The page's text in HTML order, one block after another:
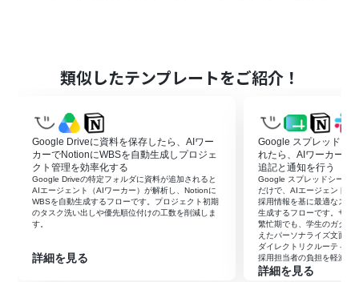
を維持できます。
■フローボットの流れ
はじめに、Gmail、Google Drive、Google スプレッドシ
ート、SlackをYoomと連携します。
次に、トリガーでGmailを選択し、「特定のキーワードに
一致するメールを受信したら」というアクションを設定し
ます。
最後に、AIワーカーで、メール内容と見積書PDFから情報
を抽出し、ファイル保存と相見積もりの比較表への転記
作業を自動で行うためのマニュアルを作成します。
※「トリガー」：フロー起動のきっかけとなるアクション、「オ
類似したテンプレートをご紹介！
Google Driveに資料を保存したら、AIワー
カーでNotionにWBSを自動生成しプロジェ
クト管理を効率化する
Google Driveの特定フォルダに資料が追加されると
AIエージェント（AIワーカー）が解析し、Notionに
WBSを自動生成するフローです。プロジェクト初期
のタスク洗い出しや優先順位付けの工数を削減しま
す。
詳細を見る
Google スプレッドシ
れたら、AIワーカーで
追記と通知を行う
Google スプレッドシート
だけで、AIエージェント（
採用情報を基に最適なスカ
生成するフローです。サマ
繁忙期でも、学生のガクチ
えたパーソナライズ文面を
ダイレクトリクルーティン
採用担当者の負担を軽減し
詳細を見る